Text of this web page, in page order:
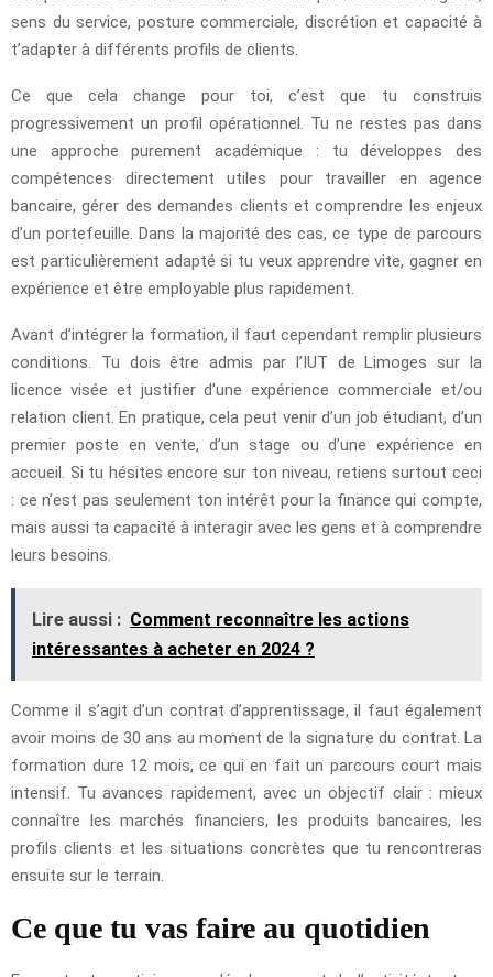
sens du service, posture commerciale, discrétion et capacité à
t’adapter à différents profils de clients.
Ce que cela change pour toi, c’est que tu construis
progressivement un profil opérationnel. Tu ne restes pas dans
une approche purement académique : tu développes des
compétences directement utiles pour travailler en agence
bancaire, gérer des demandes clients et comprendre les enjeux
d’un portefeuille. Dans la majorité des cas, ce type de parcours
est particulièrement adapté si tu veux apprendre vite, gagner en
expérience et être employable plus rapidement.
Avant d’intégrer la formation, il faut cependant remplir plusieurs
conditions. Tu dois être admis par l’IUT de Limoges sur la
licence visée et justifier d’une expérience commerciale et/ou
relation client. En pratique, cela peut venir d’un job étudiant, d’un
premier poste en vente, d’un stage ou d’une expérience en
accueil. Si tu hésites encore sur ton niveau, retiens surtout ceci
: ce n’est pas seulement ton intérêt pour la finance qui compte,
mais aussi ta capacité à interagir avec les gens et à comprendre
leurs besoins.
Lire aussi : Comment reconnaître les actions
intéressantes à acheter en 2024 ?
Comme il s’agit d’un contrat d’apprentissage, il faut également
avoir moins de 30 ans au moment de la signature du contrat. La
formation dure 12 mois, ce qui en fait un parcours court mais
intensif. Tu avances rapidement, avec un objectif clair : mieux
connaître les marchés financiers, les produits bancaires, les
profils clients et les situations concrètes que tu rencontreras
ensuite sur le terrain.
Ce que tu vas faire au quotidien